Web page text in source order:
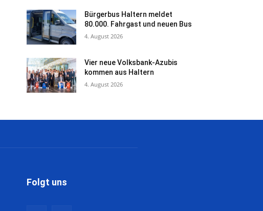
Bürgerbus Haltern meldet
80.000. Fahrgast und neuen Bus
4. August 2026
Vier neue Volksbank-Azubis
kommen aus Haltern
4. August 2026
Folgt uns